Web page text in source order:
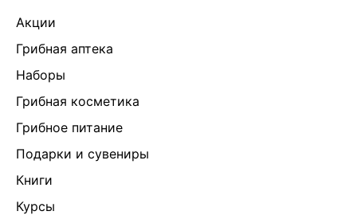
Акции
Грибная аптека
Наборы
Грибная косметика
Грибное питание
Подарки и сувениры
Книги
Курсы